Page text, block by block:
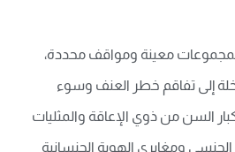
لمجموعات معينة ومواقف محددة،
إلى تفاقم خطر العنف وسوء
السن من ذوي الإعاقة والمثليات
ومغايري الهوية الجنسانية